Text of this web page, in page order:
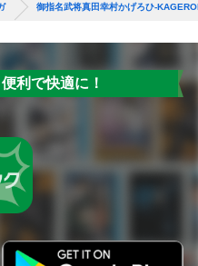
御指名武将真田幸村かげろひ-
利で快適に！